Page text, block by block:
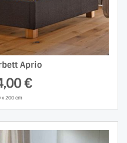
Aprio
€
x 200 cm